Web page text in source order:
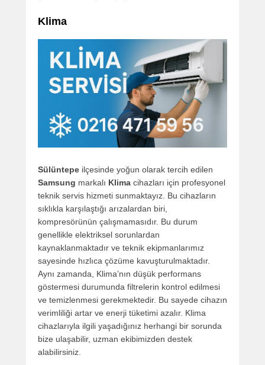
Klima
Sülüntepe ilçesinde yoğun olarak tercih edilen
Samsung markalı Klima cihazları için profesyonel
teknik servis hizmeti sunmaktayız. Bu cihazların
sıklıkla karşılaştığı arızalardan biri,
kompresörünün çalışmamasıdır. Bu durum
genellikle elektriksel sorunlardan
kaynaklanmaktadır ve teknik ekipmanlarımız
sayesinde hızlıca çözüme kavuşturulmaktadır.
Aynı zamanda, Klima’nın düşük performans
göstermesi durumunda filtrelerin kontrol edilmesi
ve temizlenmesi gerekmektedir. Bu sayede cihazın
verimliliği artar ve enerji tüketimi azalır. Klima
cihazlarıyla ilgili yaşadığınız herhangi bir sorunda
bize ulaşabilir, uzman ekibimizden destek
alabilirsiniz.